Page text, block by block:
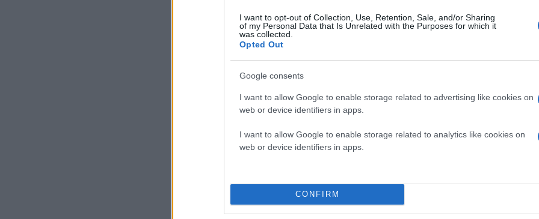
I want to opt-out of Collection, Use, Retention, Sale, and/or Sharing
of my Personal Data that Is Unrelated with the Purposes for which it
was collected.
Opted Out
Google consents
I want to allow Google to enable storage related to advertising like cookies on
web or device identifiers in apps.
I want to allow Google to enable storage related to analytics like cookies on
web or device identifiers in apps.
CONFIRM
Οι συχνότερες τοξικότητες
ήταν εξάνθημα,
νέα αυτή θεραπεία αλλάζει την κλινική
σε εξέλιξη μελέτες του daraxonrasib σε
αντιμετώπιση του μεταστατικού καρκίνου
ασθενείς με εντοπισμένη νόσο. Επίσης, θα
καρκίνους που χαρακτηρίζονται από RAS
καρκίνος του παχέος εντέρου, κ.λπ.. «Για
RAS και το γεγονός αυτό αποτελεί
ΚΟΙΝΩΝΙΑ